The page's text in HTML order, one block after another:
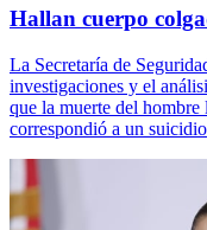
Hallan cuerpo
La Secretaría de
investigaciones y el
que la muerte del
correspondió a un suicidio